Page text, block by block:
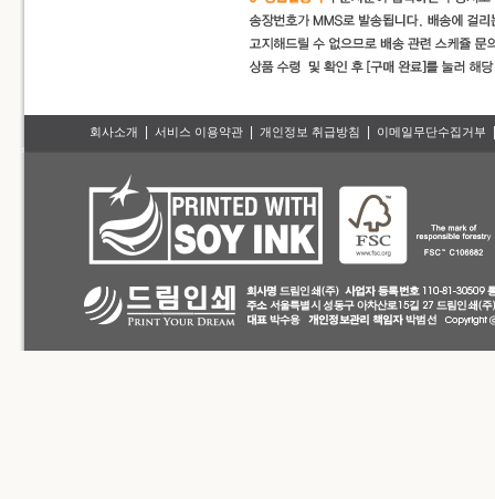
회사소개 |서비스 이용약관 |개인정보 취급방침 이메일무단수집거부